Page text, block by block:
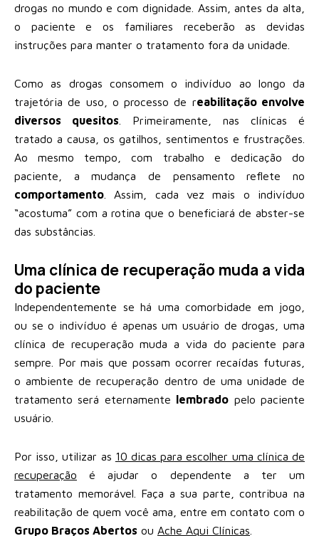
drogas no mundo e com dignidade. Assim, antes da alta,
o paciente e os familiares receberão as devidas
instruções para manter o tratamento fora da unidade.
Como as drogas consomem o indivíduo ao longo da
trajetória de uso, o processo de reabilitação envolve
diversos quesitos . Primeiramente, nas clínicas é
tratado a causa, os gatilhos, sentimentos e frustrações.
Ao mesmo tempo, com trabalho e dedicação do
paciente, a mudança de pensamento reflete no
comportamento . Assim, cada vez mais o indivíduo
“acostuma” com a rotina que o beneficiará de abster-se
das substâncias.
Uma clínica de recuperação muda a vida
do paciente
Independentemente se há uma comorbidade em jogo,
ou se o indivíduo é apenas um usuário de drogas, uma
clínica de recuperação muda a vida do paciente para
sempre. Por mais que possam ocorrer recaídas futuras,
o ambiente de recuperação dentro de uma unidade de
tratamento será eternamente lembrado pelo paciente
usuário.
Por isso, utilizar as 10 dicas para escolher uma clínica de
recuperação é ajudar o dependente a ter um
tratamento memorável. Faça a sua parte, contribua na
reabilitação de quem você ama, entre em contato com o
Grupo Braços Abertos ou Ache Aqui Clínicas